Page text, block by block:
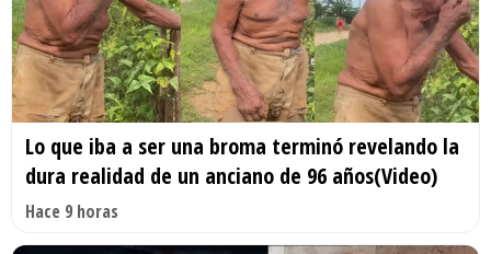
Lo que iba a ser una broma terminó revelando la
dura realidad de un anciano de 96 años(Video)
Hace 9 horas